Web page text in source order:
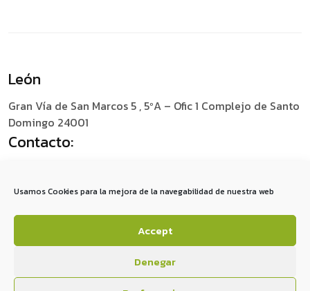
Usamos Cookies para la mejora de la navegabilidad de nuestra web
Accept
Denegar
León
Gran Vía de San Marcos 5 , 5ºA – Ofic 1 Complejo de Santo
Domingo 24001
Contacto:
ÍT
CA DE CO